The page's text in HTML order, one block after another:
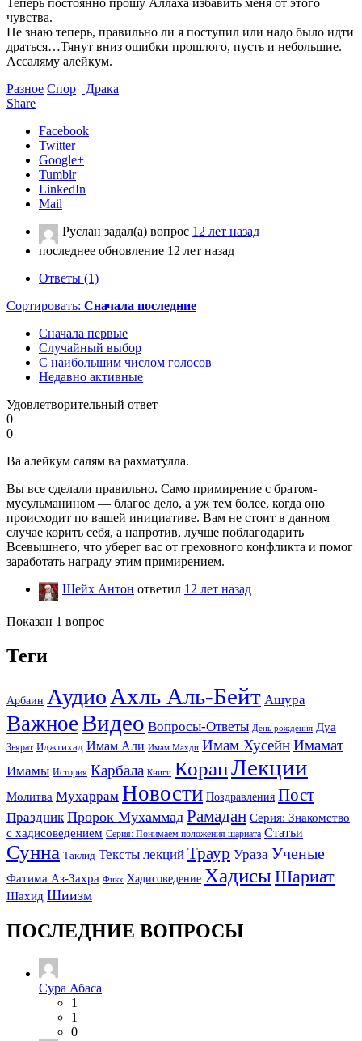
чувства.
Не знаю теперь, правильно ли я поступил или надо было идти
драться…Тянут вниз ошибки прошлого, пусть и небольшие.
Ассаляму алейкум.
Разное Спор
Драка
Share
Facebook
Twitter
Google+
Tumblr
LinkedIn
Mail
Руслан задал(а) вопрос 12 лет назад
последнее обновление 12 лет назад
Ответы (1)
Сортировать: Сначала последние
Сначала первые
Случайный выбор
С наибольшим числом голосов
Недавно активные
Удовлетворительный ответ
0
0
Ва алейкум салям ва рахматулла.
Вы все сделали правильно. Само примирение с братом-
мусульманином — благое дело, а уж тем более, когда оно
происходит по вашей инициативе. Вам не стоит в данном
случае корить себя, а напротив, лучше поблагодарить
Всевышнего, что уберег вас от греховного конфликта и помог
заработать награду этим примирением.
Шейх Антон ответил 12 лет назад
Показан 1 вопрос
Теги
Арбаин Аудио Ахль Аль-Бейт Ашура
ВажноеВидео Вопросы-Ответы День рождения Дуа
Зьярат Иджтихад Имам Али Имам Махди Имам ХусейнИмамат
Имамы История Карбала Книги КоранЛекции
Молитва Мухаррам Новости Поздравления Пост
Праздник Пророк Мухаммад Рамадан Серия: Знакомство
с хадисоведением Серия: Понимаем положения шариата Статьи
Сунна Таклид Тексты лекций Траур Ураза Ученые
Фатима Аз-Захра Фикх Хадисоведение ХадисыШариат
Шахид Шиизм
ПОСЛЕДНИЕ ВОПРОСЫ
Сура Абаса
1
1
0